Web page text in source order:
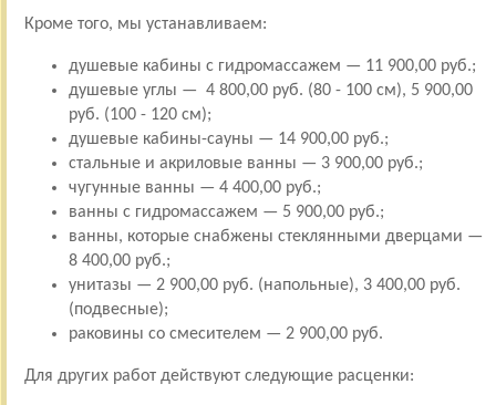
Кроме того, мы устанавливаем:
душевые кабины с гидромассажем — 11 900,00 руб.;
душевые углы — 4 800,00 руб. (80 - 100 см), 5 900,00
руб. (100 - 120 см);
душевые кабины-сауны — 14 900,00 руб.;
стальные и акриловые ванны — 3 900,00 руб.;
чугунные ванны — 4 400,00 руб.;
ванны с гидромассажем — 5 900,00 руб.;
ванны, которые снабжены стеклянными дверцами —
8 400,00 руб.;
унитазы — 2 900,00 руб. (напольные), 3 400,00 руб.
(подвесные);
раковины со смесителем — 2 900,00 руб.
Для других работ действуют следующие расценки: